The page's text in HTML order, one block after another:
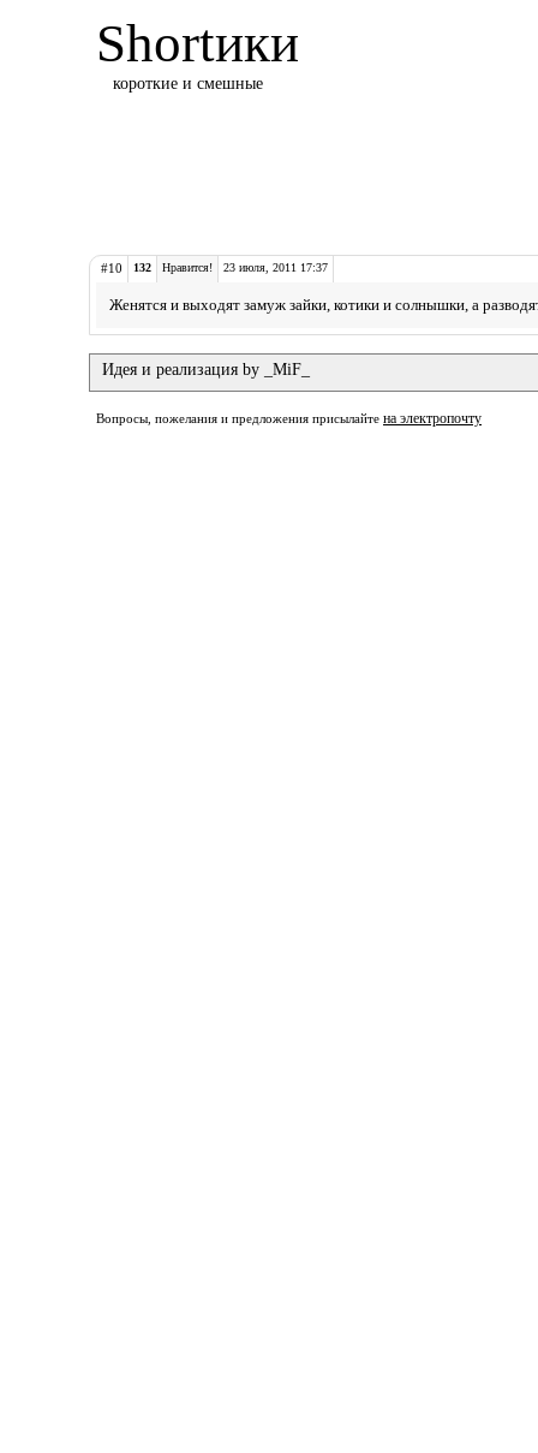
Shortики
короткие и смешные
#10 132 Нравится! 23 июля, 2011 17:37
Женятся и выходят замуж зайки, котики и солнышки, а
Идея и реализация by _MiF_
Вопросы, пожелания и предложения присылайте на электропочту